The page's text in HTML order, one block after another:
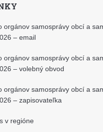
orgánov samosprávy obcí a
– email
orgánov samosprávy obcí a
– volebný obvod
orgánov samosprávy obcí a
– zapisovateľka
v regióne